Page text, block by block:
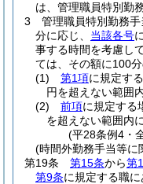
は、管理職員特別勤
3
管理職員特別勤務手
分に応じ、 当該各号
事する時間を考慮し
ては、その額に100
(1)
第1項に規定す
円を超えない範囲
(2)
前項に規定す
を超えない範囲内
(平28条例4・
(時間外勤務手当等に
第19条
第15条から第
第9条に規定する職に